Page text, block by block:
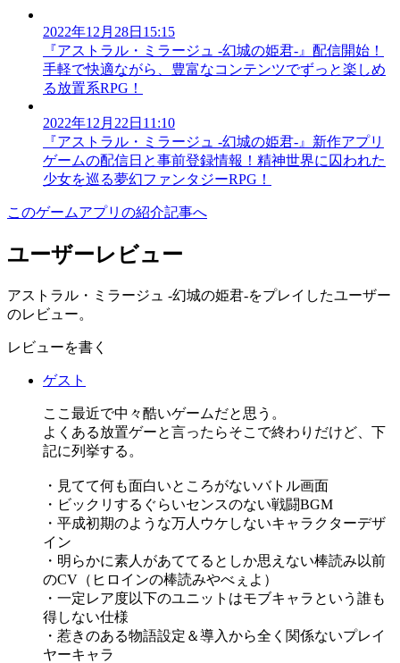
2022年12月28日15:15
『アストラル・ミラージュ -幻城の姫君-』配信開始！
手軽で快適ながら、豊富なコンテンツでずっと楽しめ
る放置系RPG！
2022年12月22日11:10
『アストラル・ミラージュ -幻城の姫君-』新作アプリ
ゲームの配信日と事前登録情報！精神世界に囚われた
少女を巡る夢幻ファンタジーRPG！
このゲームアプリの紹介記事へ
ユーザーレビュー
アストラル・ミラージュ -幻城の姫君-をプレイしたユーザー
のレビュー。
レビューを書く
ゲスト
ここ最近で中々酷いゲームだと思う。
よくある放置ゲーと言ったらそこで終わりだけど、下
記に列挙する。
・見てて何も面白いところがないバトル画面
・ビックリするぐらいセンスのない戦闘BGM
・平成初期のような万人ウケしないキャラクターデザ
イン
・明らかに素人があててるとしか思えない棒読み以前
のCV（ヒロインの棒読みやべぇよ）
・一定レア度以下のユニットはモブキャラという誰も
得しない仕様
・惹きのある物語設定＆導入から全く関係ないプレイ
ヤーキャラ